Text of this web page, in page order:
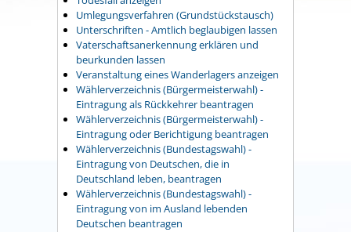
Umlegungsverfahren (Grundstückstausch)
Unterschriften - Amtlich beglaubigen lassen
Vaterschaftsanerkennung erklären und
beurkunden lassen
Veranstaltung eines Wanderlagers anzeigen
Wählerverzeichnis (Bürgermeisterwahl) -
Eintragung als Rückkehrer beantragen
Wählerverzeichnis (Bürgermeisterwahl) -
Eintragung oder Berichtigung beantragen
Wählerverzeichnis (Bundestagswahl) -
Eintragung von Deutschen, die in
Deutschland leben, beantragen
Wählerverzeichnis (Bundestagswahl) -
Eintragung von im Ausland lebenden
Deutschen beantragen